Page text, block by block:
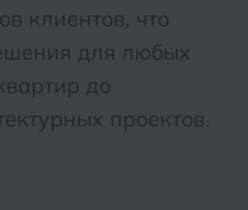
клиентов, что
для любых
до
проектов.